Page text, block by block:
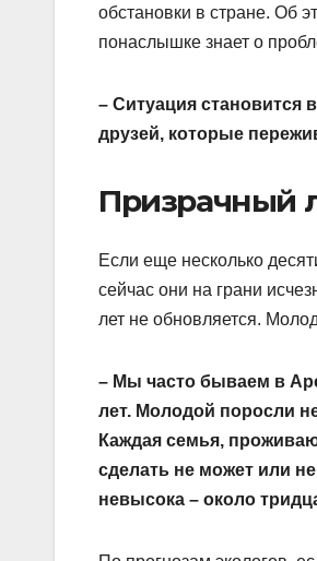
обстановки в стране. Об
понаслышке знает о
– Ситуация становится
друзей, которые
Призрачный
Если еще несколько
сейчас они на грани
лет не обновляется.
– Мы часто бываем в
лет. Молодой поросли
Каждая семья,
сделать не может или
невысока – около